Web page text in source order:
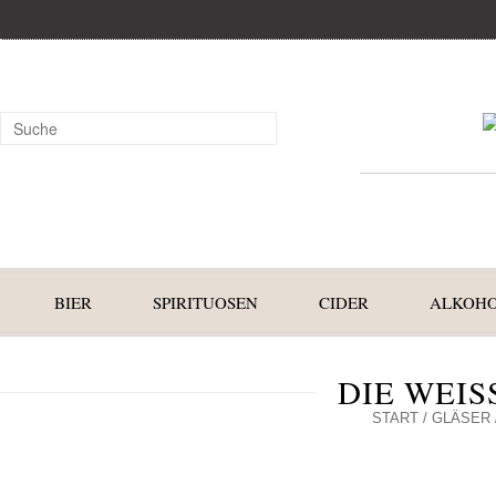
BIER SPIRITUOSEN CIDER
DIE
START/ GLÄSER